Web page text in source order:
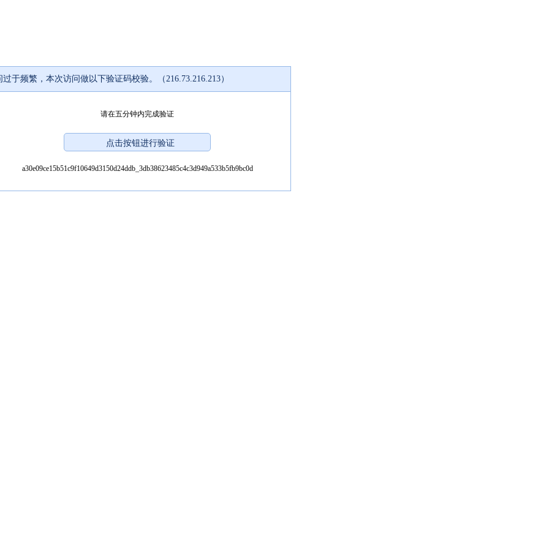
过于频繁，本次访问做以下验证码校验。（216.73.216.213）
请在五分钟内完成验证
a30e09ce15b51c9f10649d3150d24ddb_3db38623485c4c3d949a533b5fb9bc0d